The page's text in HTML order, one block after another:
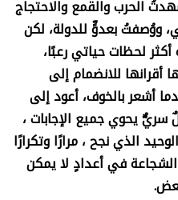
عاما» شهدتُ الحرب والقمع والاحتجاج
ووُصفتُ بعدوٍّ للدولة، لكن
لحظات حياتي رعبًا،
للانضمام إلى
أشعر بالخوف، أعود إلى
سريٌّ يحوي جميع الإجابات ،
الذي نجح ، مرارًا وتكرارًا
الشجاعة في أعدادٍ لا يمكن